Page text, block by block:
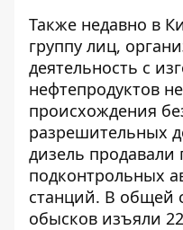
Также недавно в
группу лиц,
деятельность с
нефтепродуктов
происхождения
разрешительных
дизель продавали
подконтрольных
станций. В общей
обысков изъяли